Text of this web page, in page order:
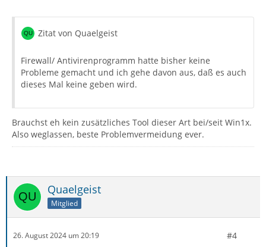
Zitat von Quaelgeist
Firewall/ Antivirenprogramm hatte bisher keine
Probleme gemacht und ich gehe davon aus, daß es auch
dieses Mal keine geben wird.
Brauchst eh kein zusätzliches Tool dieser Art bei/seit Win1x.
Also weglassen, beste Problemvermeidung ever.
Quaelgeist
Mitglied
26. August 2024 um 20:19 #4